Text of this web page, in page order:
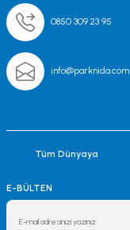
0850 309 23 95
info@parknida.com
Tüm Dünyaya
E-BÜLTEN